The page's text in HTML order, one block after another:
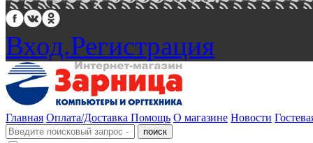
Вход.Регистрация
Главная Оплата/Доставка Помощь О магазине Новости